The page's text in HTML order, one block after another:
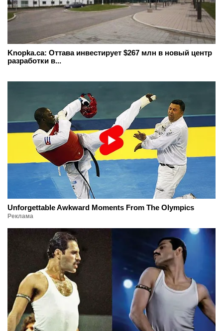
Knopka.ca: Оттава инвестирует $267 млн в новый центр
разработки в...
Unforgettable Awkward Moments From The Olympics
Реклама